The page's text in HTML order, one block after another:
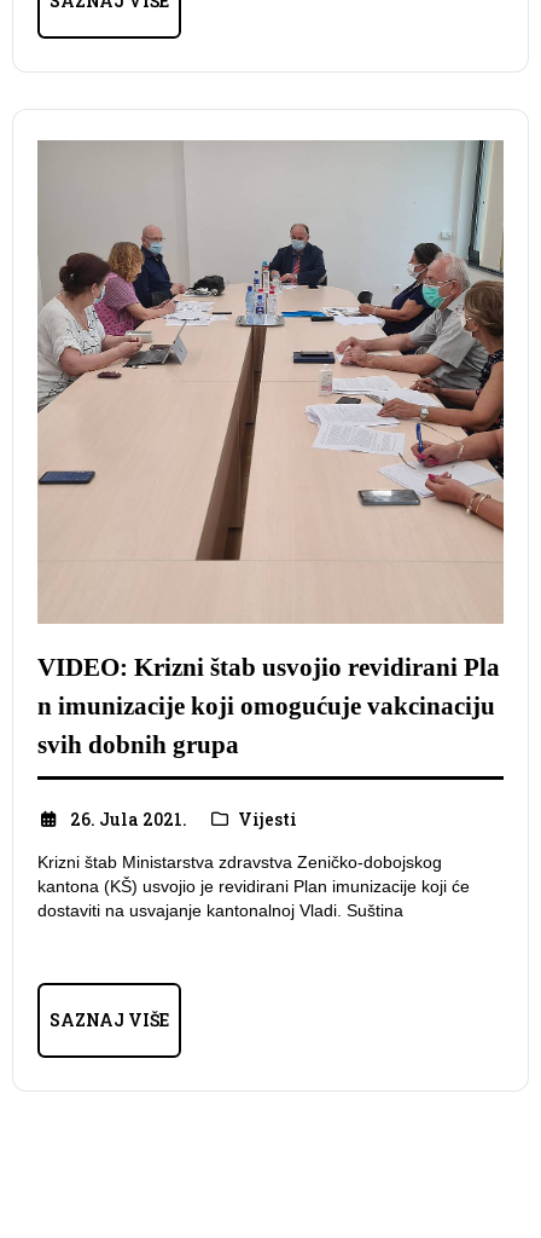
VIDEO: Krizni štab usvojio revidirani Pla
n imunizacije koji omogućuje vakcinaciju
svih dobnih grupa
26. Jula 2021. Vijesti
Krizni štab Ministarstva zdravstva Zeničko-dobojskog
kantona (KŠ) usvojio je revidirani Plan imunizacije koji će
dostaviti na usvajanje kantonalnoj Vladi. Suština
SAZNAJ VIŠE